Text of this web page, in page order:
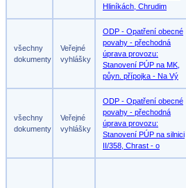
Hliníkách, Chrudim
všechny
dokumenty
Veřejné
vyhlášky
ODP - Opatření obecné
povahy - přechodná
úprava provozu:
Stanovení PÚP na MK,
půyn. přípojka - Na Vý
všechny
dokumenty
Veřejné
vyhlášky
ODP - Opatření obecné
povahy - přechodná
úprava provozu:
Stanovení PÚP na silnici
II/358, Chrast - o